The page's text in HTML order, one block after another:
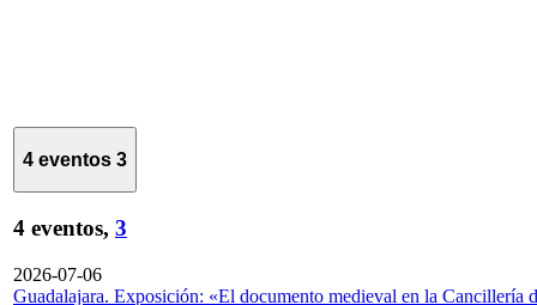
4 eventos 3
4 eventos, 3
2026-07-06
Guadalajara. Exposición: «El documento medieval en la Cancillería